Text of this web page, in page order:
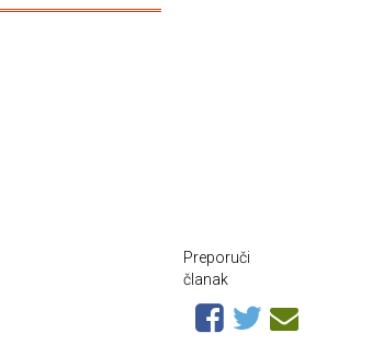
Preporuči
članak